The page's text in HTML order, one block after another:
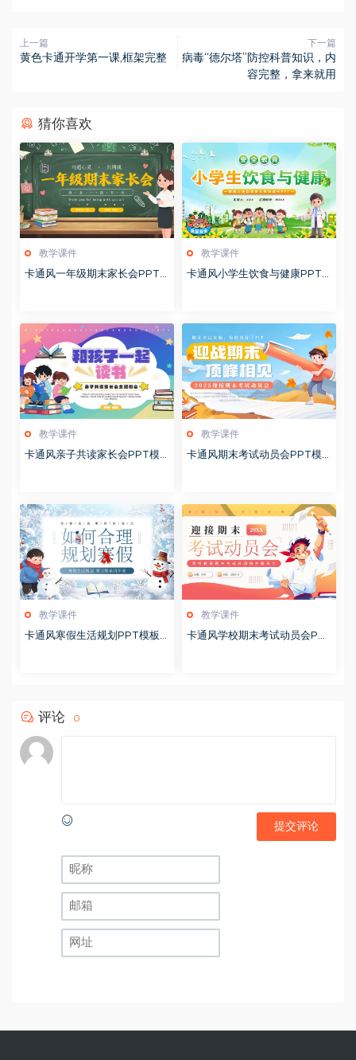
上一篇
黄色卡通开学第一课,框架完整
下一篇
病毒“德尔塔”防控科普知识，内
容完整，拿来就用
猜你喜欢
教学课件
卡通风一年级期末家长会PPT
教学课件
卡通风小学生饮食与健康PPT
教学课件
卡通风亲子共读家长会PPT模
教学课件
卡通风期末考试动员会PPT模
教学课件
卡通风寒假生活规划PPT模板2
教学课件
卡通风学校期末考试动员会PP
评论 0
提交评论